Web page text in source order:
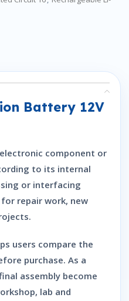
Battery 12V
component or
to its internal
or interfacing
repair work, new
users compare the
purchase. As a
assembly become
lab and